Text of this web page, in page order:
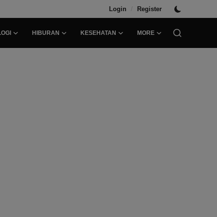
Login / Register
HIBURAN KESEHATAN MORE